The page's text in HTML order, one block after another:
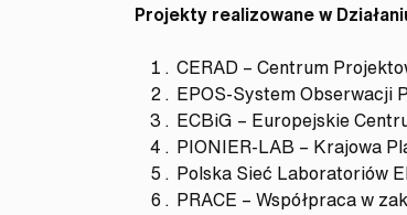
Projekty realizowane w
CERAD – Centrum
EPOS-System Obserwacji
ECBiG – Europejskie
PIONIER-LAB – Krajowa
Polska Sieć Laboratoriów
PRACE – Współpraca w